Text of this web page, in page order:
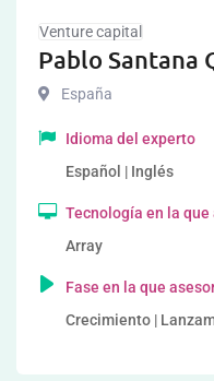
Venture capital
Pablo Santana
España
Idioma del experto
Español | Inglés
Tecnología en la que
Array
Fase en la que
Crecimiento |